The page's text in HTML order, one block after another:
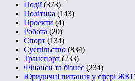
Події(373)
Політика (143)
Проекти (4)
Робота (20)
Спорт (134)
Суспільство (834)
Транспорт (233)
Фінанси та бізнес (234)
Юридичні питання у сфері ЖКГ